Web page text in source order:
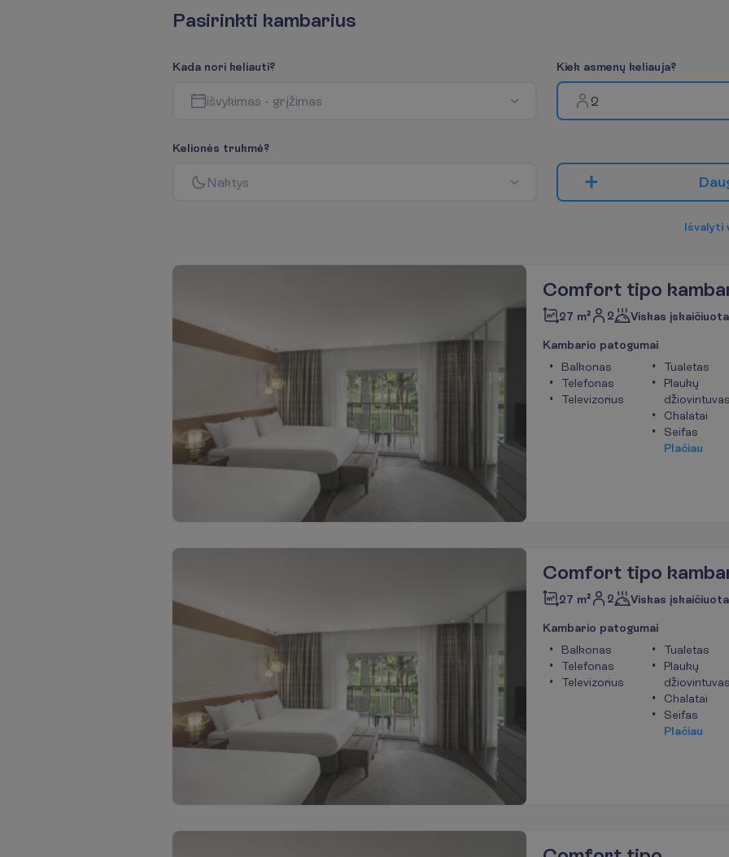
Pasirinkti kambarius
Kada nori keliauti?
išvykimas - grįžimas
Kiek asmenų keliauja?
2
Kelionės trukmė?
Naktys Dau
Išvalyti
Comfort tipo
27 m² 2 Viskas
Kambario patogumai
Balkonas
Telefonas
Televizorius
Tualetas
Plaukų
džiovintuvas
Chalatai
Seifas
Plačiau
Comfort tipo
27 m² 2 Viskas
Kambario patogumai
Balkonas
Telefonas
Televizorius
Tualetas
Plaukų
džiovintuvas
Chalatai
Seifas
Plačiau